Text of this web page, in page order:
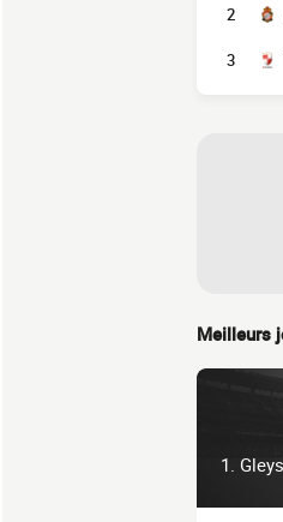
2
3
Meilleurs
1.